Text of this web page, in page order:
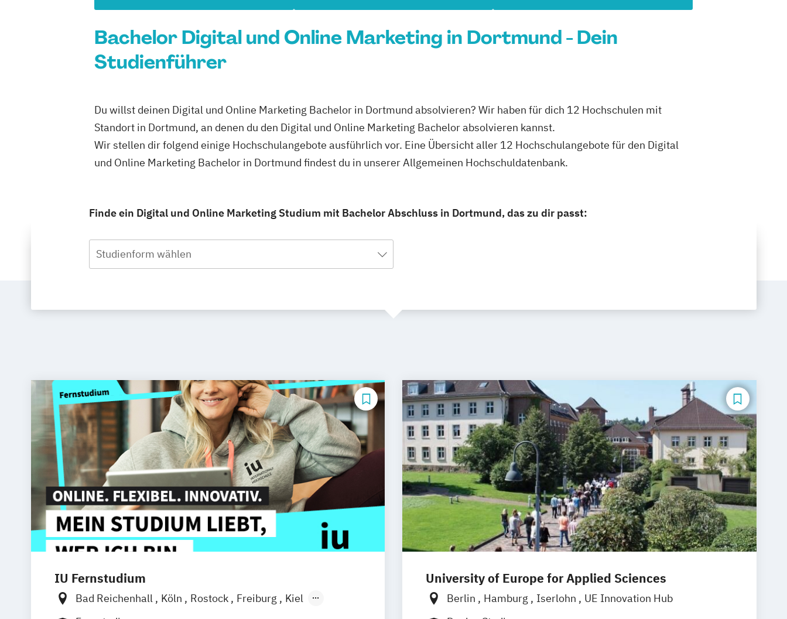
Bachelor Digital und Online Marketing in Dortmund - Dein
Studienführer
Du willst deinen Digital und Online Marketing Bachelor in Dortmund absolvieren? Wir haben für dich 12 Hochschulen mit
Standort in Dortmund, an denen du den Digital und Online Marketing Bachelor absolvieren kannst.
Wir stellen dir folgend einige Hochschulangebote ausführlich vor. Eine Übersicht aller 12 Hochschulangebote für den Digital
und Online Marketing Bachelor in Dortmund findest du in unserer Allgemeinen Hochschuldatenbank.
Finde ein Digital und Online Marketing Studium mit Bachelor Abschluss in Dortmund, das zu dir passt:
Studienform wählen
IU Fernstudium
Bad Reichenhall Köln Rostock Freiburg
Kiel
Frankfurt am Main
University of Europe for Applied Sciences
Berlin Hamburg Iserlohn
UE Innovation Hub